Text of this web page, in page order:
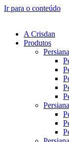
Ir para o conteúdo
A Crisdan
Produtos